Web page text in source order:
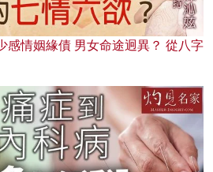
感情姻緣債 男女命途迥異？ 從八字